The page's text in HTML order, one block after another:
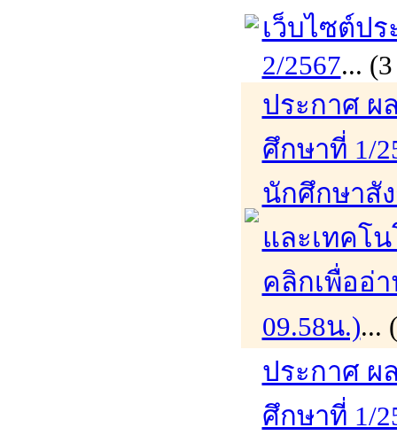
เว็บไซต์ป
2/2567...
ประกาศ ผ
ศึกษาที่ 1/
นักศึกษาสั
และเทคโ
คลิกเพื่ออ่า
09.58น.)...
ประกาศ ผ
ศึกษาที่ 1/